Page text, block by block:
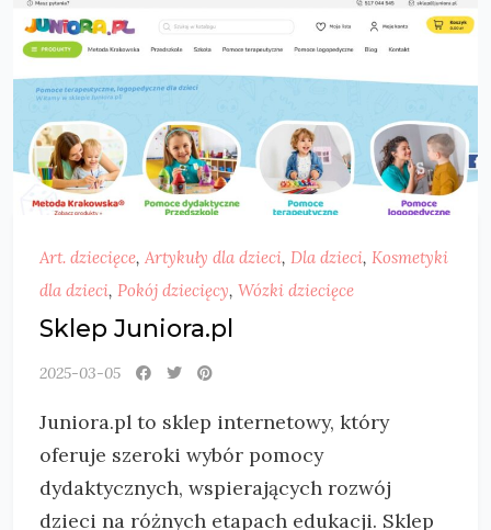
Art. dziecięce, Artykuły dla dzieci, Dla dzieci, Kosmetyki
dla dzieci, Pokój dziecięcy, Wózki dziecięce
Sklep Juniora.pl
2025-03-05
Juniora.pl to sklep internetowy, który
oferuje szeroki wybór pomocy
dydaktycznych, wspierających rozwój
dzieci na różnych etapach edukacji. Sklep